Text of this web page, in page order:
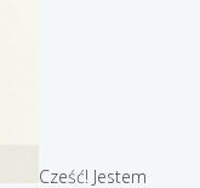
Cześć! Jestem